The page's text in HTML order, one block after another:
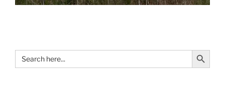
Search
for:
Search Button